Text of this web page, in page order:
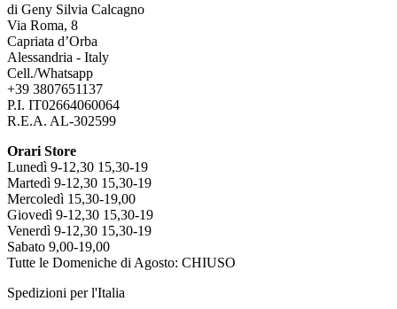
di Geny Silvia Calcagno
Via Roma, 8
Capriata d’Orba
Alessandria - Italy
Cell./Whatsapp
+39 3807651137
P.I. IT02664060064
R.E.A. AL-302599
Orari Store
Lunedì 9-12,30 15,30-19
Martedì 9-12,30 15,30-19
Mercoledì 15,30-19,00
Giovedì 9-12,30 15,30-19
Venerdì 9-12,30 15,30-19
Sabato 9,00-19,00
Tutte le Domeniche di Agosto: CHIUSO
Spedizioni per l'Italia